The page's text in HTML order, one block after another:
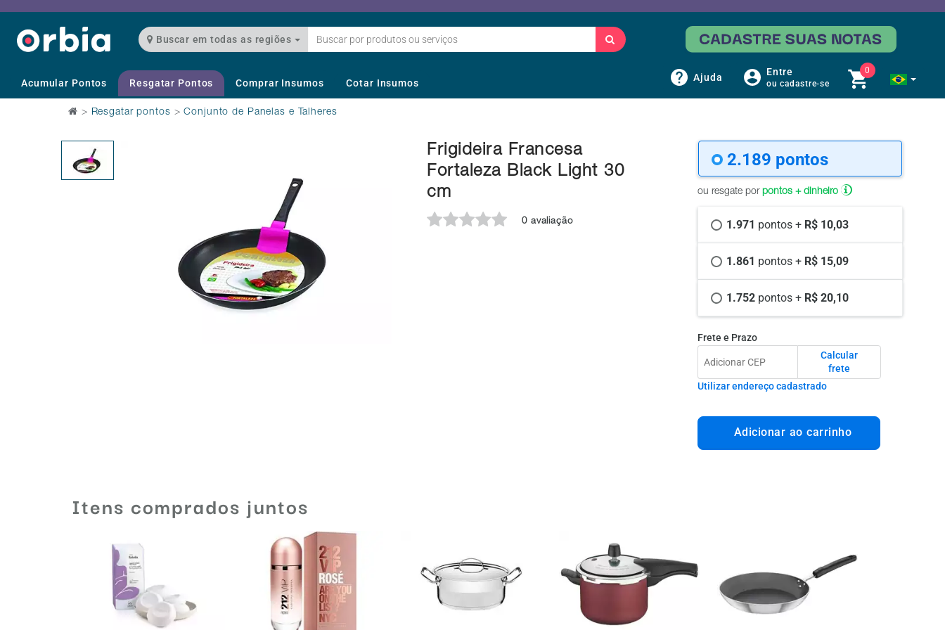
Buscar em todas as regiões
Acumular Pontos Resgatar Pontos Comprar Insumos Cotar Insumos Ajuda Entre
ou cadastre-se
0
> Resgatar pontos >Conjunto de Panelas e Talheres
Frigideira Francesa
Fortaleza Black Light 30
cm
0 avaliação
2.189 pontos
ou resgate por pontos + dinheiro
1.971 pontos + R$ 10,03
1.861 pontos + R$ 15,09
1.752 pontos + R$ 20,10
Frete e Prazo
Calcular
frete
Utilizar endereço cadastrado
Adicionar ao carrinho
Itens comprados juntos